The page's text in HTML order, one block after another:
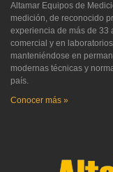
Altamar Equipos de
medición, de reconocido
experiencia de más de 33
comercial y en
manteniéndose en
modernas técnicas y
país.
Conocer más »